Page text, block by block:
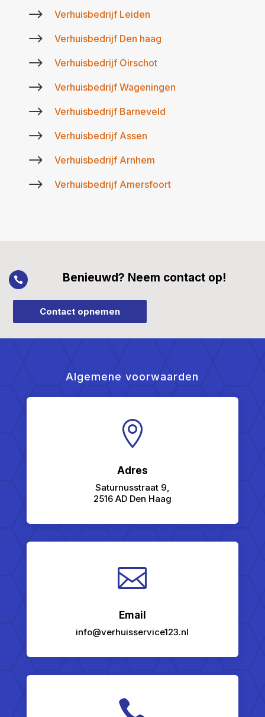
$ Verhuisbedrijf Leiden
$ Verhuisbedrijf Den haag
$ Verhuisbedrijf Oirschot
$ Verhuisbedrijf Wageningen
$ Verhuisbedrijf Barneveld
$ Verhuisbedrijf Assen
$ Verhuisbedrijf Arnhem
$ Verhuisbedrijf Amersfoort
 Benieuwd? Neem contact op!
Contact opnemen
Algemene voorwaarden

Adres
Saturnusstraat 9,
2516 AD Den Haag

Email
info@verhuisservice123.nl